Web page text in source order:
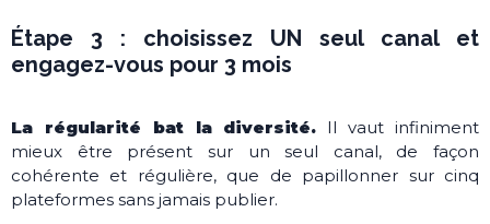
Étape 3 : choisissez UN seul canal et
engagez-vous pour 3 mois
La régularité bat la diversité. Il vaut infiniment
mieux être présent sur un seul canal, de façon
cohérente et régulière, que de papillonner sur cinq
plateformes sans jamais publier.